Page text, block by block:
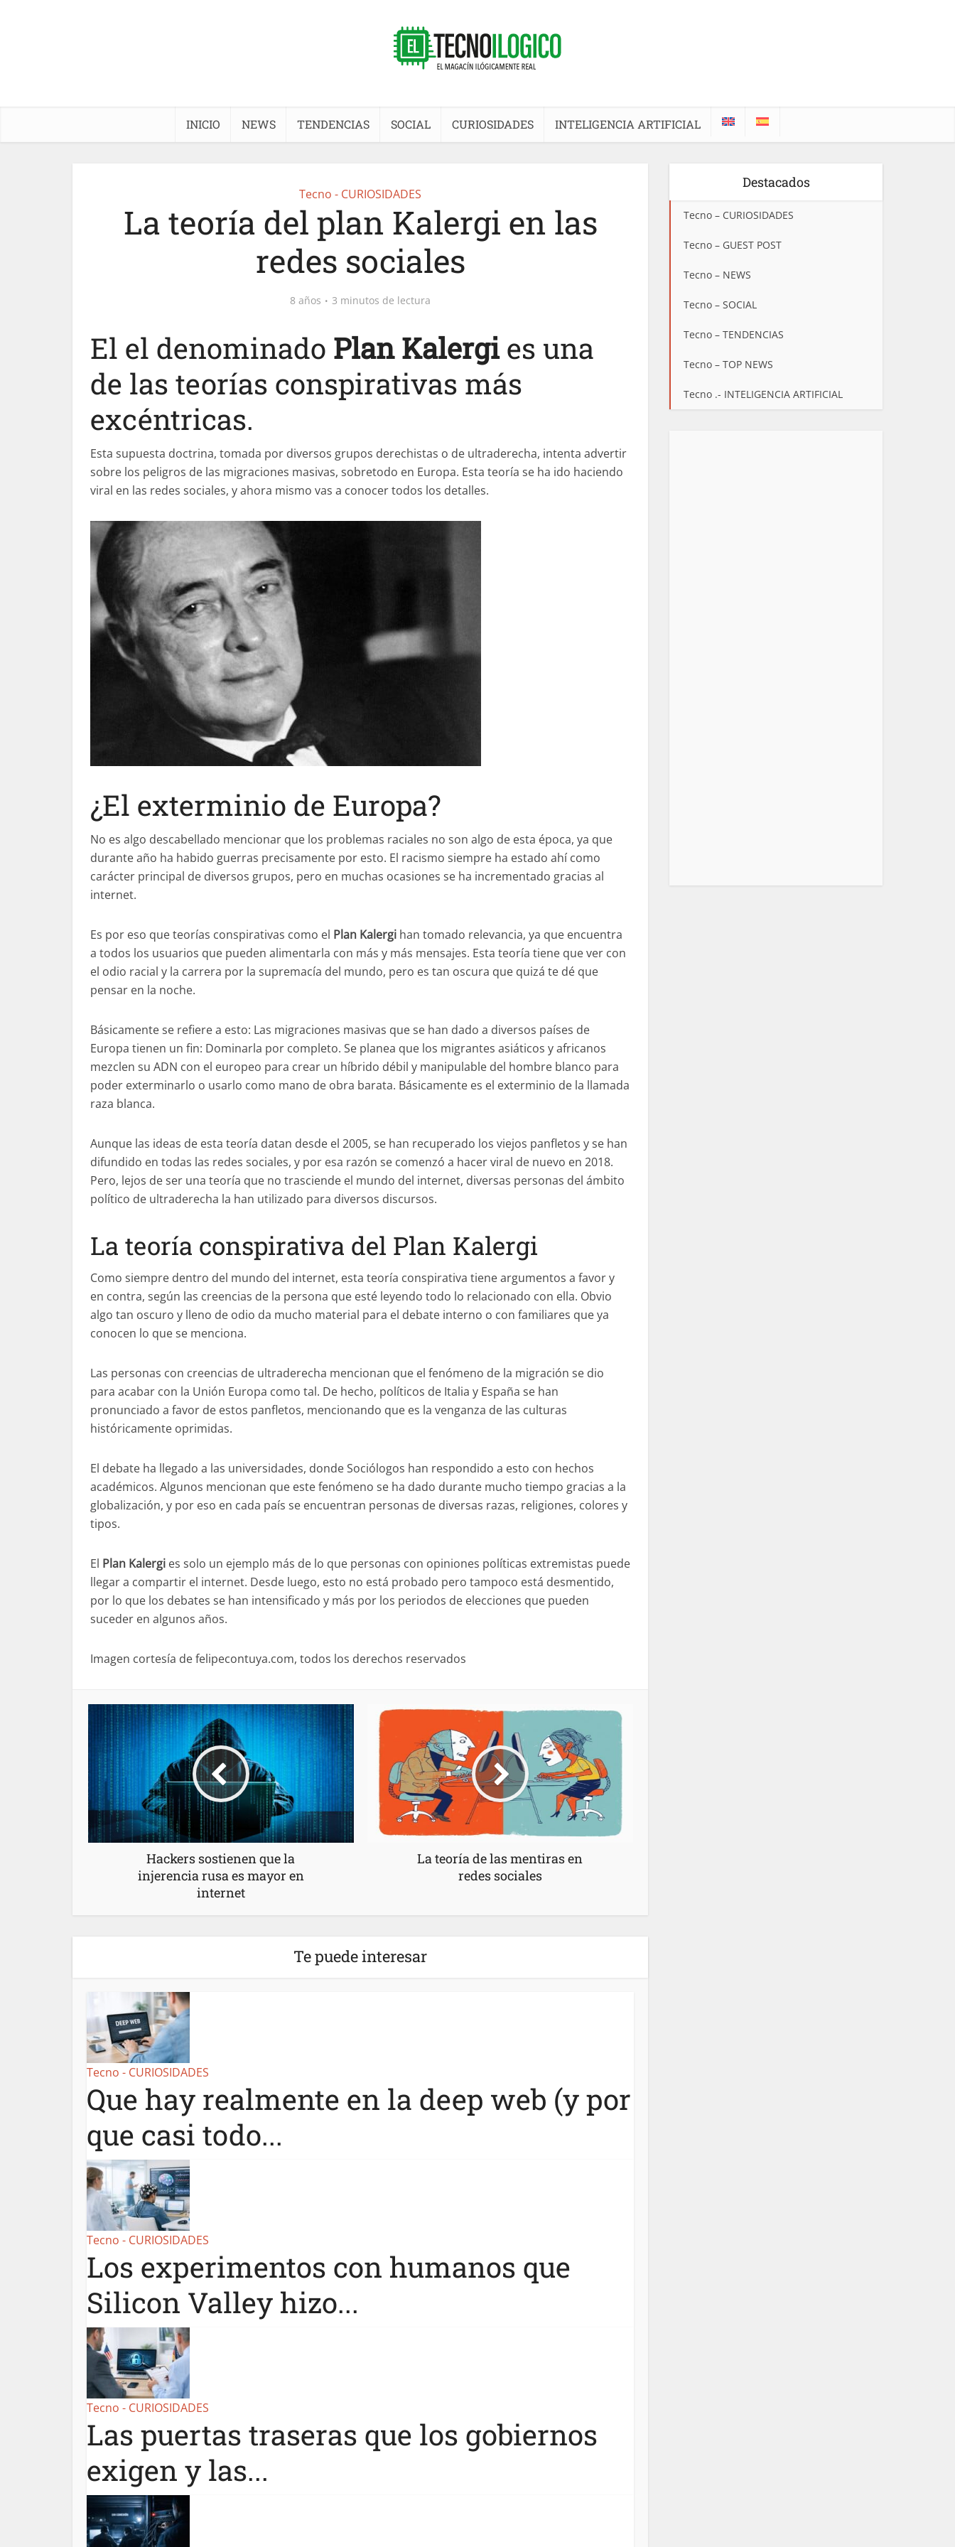
INICIO NEWS TENDENCIAS SOCIAL CURIOSIDADES INTELIGENCIA ARTIFICIAL
Tecno - CURIOSIDADES
La teoría del plan Kalergi en las
redes sociales
8 años 3 minutos de lectura
El el denominado Plan Kalergies una
de las teorías conspirativas más
excéntricas.
Esta supuesta doctrina, tomada por diversos grupos derechistas o de ultraderecha, intenta advertir
sobre los peligros de las migraciones masivas, sobretodo en Europa. Esta teoría se ha ido haciendo
viral en las redes sociales, y ahora mismo vas a conocer todos los detalles.
¿El exterminio de Europa?
No es algo descabellado mencionar que los problemas raciales no son algo de esta época, ya que
durante año ha habido guerras precisamente por esto. El racismo siempre ha estado ahí como
carácter principal de diversos grupos, pero en muchas ocasiones se ha incrementado gracias al
internet.
Es por eso que teorías conspirativas como el Plan Kalergi han tomado relevancia, ya que encuentra
a todos los usuarios que pueden alimentarla con más y más mensajes. Esta teoría tiene que ver con
el odio racial y la carrera por la supremacía del mundo, pero es tan oscura que quizá te dé que
pensar en la noche.
Básicamente se refiere a esto: Las migraciones masivas que se han dado a diversos países de
Europa tienen un fin: Dominarla por completo. Se planea que los migrantes asiáticos y africanos
mezclen su ADN con el europeo para crear un híbrido débil y manipulable del hombre blanco para
poder exterminarlo o usarlo como mano de obra barata. Básicamente es el exterminio de la llamada
raza blanca.
Aunque las ideas de esta teoría datan desde el 2005, se han recuperado los viejos panfletos y se han
difundido en todas las redes sociales, y por esa razón se comenzó a hacer viral de nuevo en 2018.
Pero, lejos de ser una teoría que no trasciende el mundo del internet, diversas personas del ámbito
político de ultraderecha la han utilizado para diversos discursos.
La teoría conspirativa del Plan Kalergi
Como siempre dentro del mundo del internet, esta teoría conspirativa tiene argumentos a favor y
en contra, según las creencias de la persona que esté leyendo todo lo relacionado con ella. Obvio
algo tan oscuro y lleno de odio da mucho material para el debate interno o con familiares que ya
conocen lo que se menciona.
Las personas con creencias de ultraderecha mencionan que el fenómeno de la migración se dio
para acabar con la Unión Europa como tal. De hecho, políticos de Italia y España se han
pronunciado a favor de estos panfletos, mencionando que es la venganza de las culturas
históricamente oprimidas.
El debate ha llegado a las universidades, donde Sociólogos han respondido a esto con hechos
académicos. Algunos mencionan que este fenómeno se ha dado durante mucho tiempo gracias a la
globalización, y por eso en cada país se encuentran personas de diversas razas, religiones, colores y
tipos.
El Plan Kalergi es solo un ejemplo más de lo que personas con opiniones políticas extremistas puede
llegar a compartir el internet. Desde luego, esto no está probado pero tampoco está desmentido,
por lo que los debates se han intensificado y más por los periodos de elecciones que pueden
suceder en algunos años.
Imagen cortesía de felipecontuya.com, todos los derechos reservados
Hackers sostienen que la
injerencia rusa es mayor en
internet
La teoría de las mentiras en
redes sociales
Te puede interesar
Tecno - CURIOSIDADES
Que hay realmente en la deep web (y por
que casi todo...
Tecno - CURIOSIDADES
Los experimentos con humanos que
Silicon Valley hizo...
Tecno - CURIOSIDADES
Las puertas traseras que los gobiernos
exigen y las...
Destacados
Tecno – CURIOSIDADES
Tecno – GUEST POST
Tecno – NEWS
Tecno – SOCIAL
Tecno – TENDENCIAS
Tecno – TOP NEWS
Tecno .- INTELIGENCIA ARTIFICIAL